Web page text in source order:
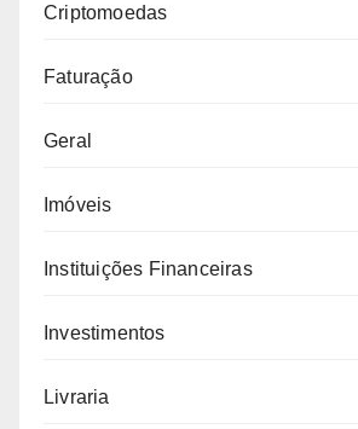
Criptomoedas
Faturação
Geral
Imóveis
Instituições Financeiras
Investimentos
Livraria